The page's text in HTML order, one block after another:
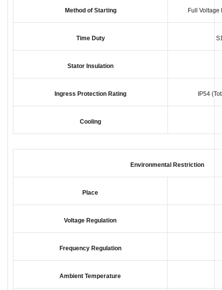
Method of Starting Full
Time Duty
Stator Insulation
Ingress Protection Rating IP54
Cooling
Environmental Restriction
Place
Voltage Regulation
Frequency Regulation
Ambient Temperature